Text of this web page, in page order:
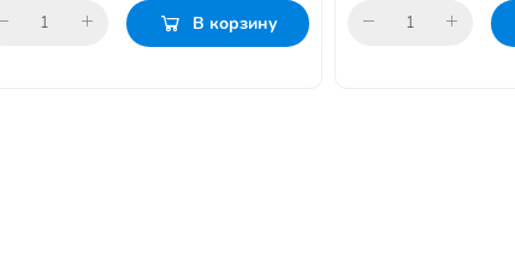
В корзину